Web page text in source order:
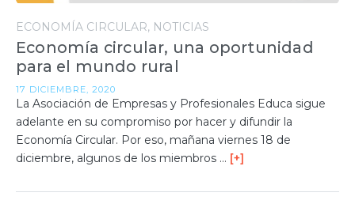
ECONOMÍA CIRCULAR NOTICIAS
Economía circular, una oportunidad
para el mundo rural
17 DICIEMBRE, 2020
La Asociación de Empresas y Profesionales Educa sigue
adelante en su compromiso por hacer y difundir la
Economía Circular. Por eso, mañana viernes 18 de
diciembre, algunos de los miembros … [+]